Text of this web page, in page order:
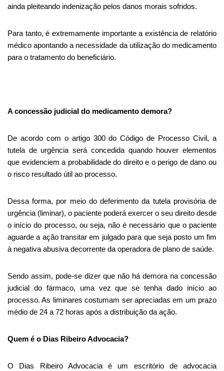
ainda pleiteando indenização pelos danos morais sofridos.
Para tanto, é extremamente importante a existência de relatório
médico apontando a necessidade da utilização do medicamento
para o tratamento do beneficiário.
A concessão judicial do medicamento demora?
De acordo com o artigo 300 do Código de Processo Civil, a
tutela de urgência será concedida quando houver elementos
que evidenciem a probabilidade do direito e o perigo de dano ou
o risco resultado útil ao processo.
Dessa forma, por meio do deferimento da tutela provisória de
urgência (liminar), o paciente poderá exercer o seu direito desde
o início do processo, ou seja, não é necessário que o paciente
aguarde a ação transitar em julgado para que seja posto um fim
à negativa abusiva decorrente da operadora de plano de saúde.
Sendo assim, pode-se dizer que não há demora na concessão
judicial do fármaco, uma vez que se tenha dado início ao
processo. As liminares costumam ser apreciadas em um prazo
médio de 24 a 72 horas após a distribuição da ação.
Quem é o Dias Ribeiro Advocacia?
O Dias Ribeiro Advocacia é um escritório de advocacia